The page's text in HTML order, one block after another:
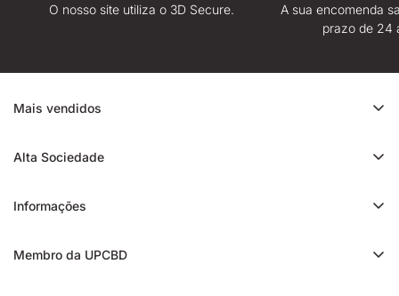
O nosso site utiliza o 3D Secure.
A sua encomenda
prazo de 24
Mais vendidos
Cali CBD
Trim CBD
Alta Sociedade
Avaliação da High Society
Informações
Membro da UPCBD